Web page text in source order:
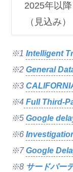
2025年以降
（見込み）
※1Intelligent
※2General
※3
※4 Full Third-
※5Google
※6
※7Google
※8 サードパー